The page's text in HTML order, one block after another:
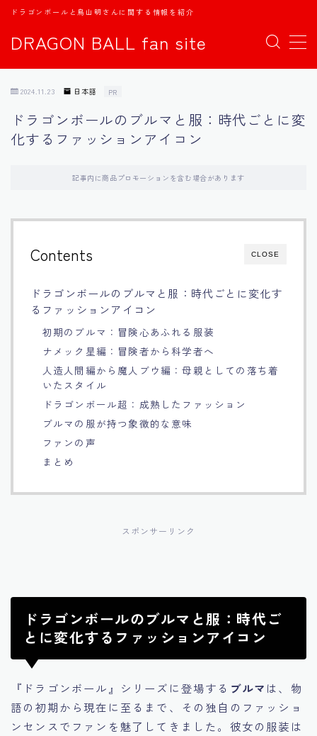
DRAGON BALL fan site
ドラゴンボールと鳥山明さんに関する情報を紹介
MENU
日本語
中文
Español
اللغة العربية
Français
Bahasa Indonesia
Português
2024.11.23 日本語 PR
ドラゴンボールのブルマと服：時代ごとに変
化するファッションアイコン
記事内に商品プロモーションを含む場合があります
CLOSE
Contents
ドラゴンボールのブルマと服：時代ごとに変化す
るファッションアイコン
初期のブルマ：冒険心あふれる服装
ナメック星編：冒険者から科学者へ
人造人間編から魔人ブウ編：母親としての落ち着
いたスタイル
ドラゴンボール超：成熟したファッション
ブルマの服が持つ象徴的な意味
ファンの声
まとめ
スポンサーリンク
ドラゴンボールのブルマと服：時代ご
とに変化するファッションアイコン
『ドラゴンボール』シリーズに登場する ブルマ は、物
語の初期から現在に至るまで、その独自のファッショ
ンセンスでファンを魅了してきました。彼女の服装は